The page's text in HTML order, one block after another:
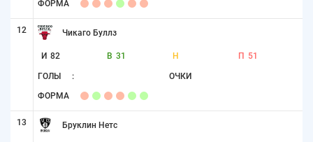
ФОРМА
12 Чикаго Буллз
И 82 В 31 Н П 51
ГОЛЫ : ОЧКИ
ФОРМА
13 Бруклин Нетс